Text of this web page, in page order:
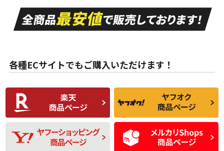
A
走行距離も少なく、
目立つ傷もほとんど
ない中古品
A
走行距離も少なく、
非常に状態の良い中
古品
な中古品
んどない中古品
C
比較的きれいな中古
品
C
られるが、使用に問
題のない中古品
D
使用感や目立つ傷が
あり、一般的な中古
品
D
残り溝も少なく、偏
磨耗がみられ、短期
間使用できるくらい
の中古品
各種ECサイトでもご購入いただけます！